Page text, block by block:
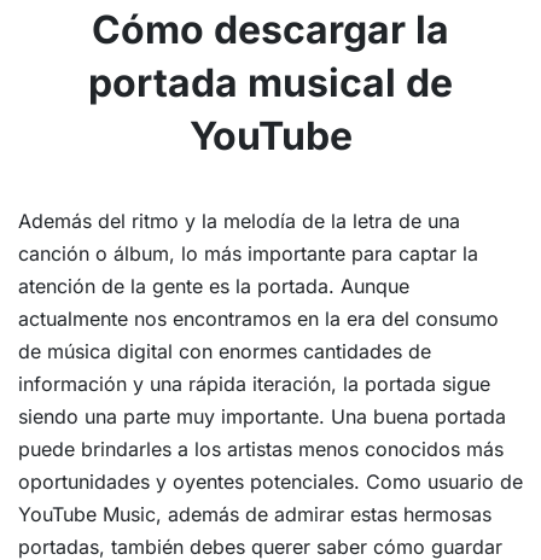
Cómo descargar la
portada musical de
YouTube
Además del ritmo y la melodía de la letra de una
canción o álbum, lo más importante para captar la
atención de la gente es la portada. Aunque
actualmente nos encontramos en la era del consumo
de música digital con enormes cantidades de
información y una rápida iteración, la portada sigue
siendo una parte muy importante. Una buena portada
puede brindarles a los artistas menos conocidos más
oportunidades y oyentes potenciales. Como usuario de
YouTube Music, además de admirar estas hermosas
portadas, también debes querer saber cómo guardar